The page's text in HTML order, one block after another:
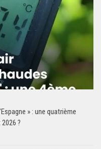
» : une quatrième
?